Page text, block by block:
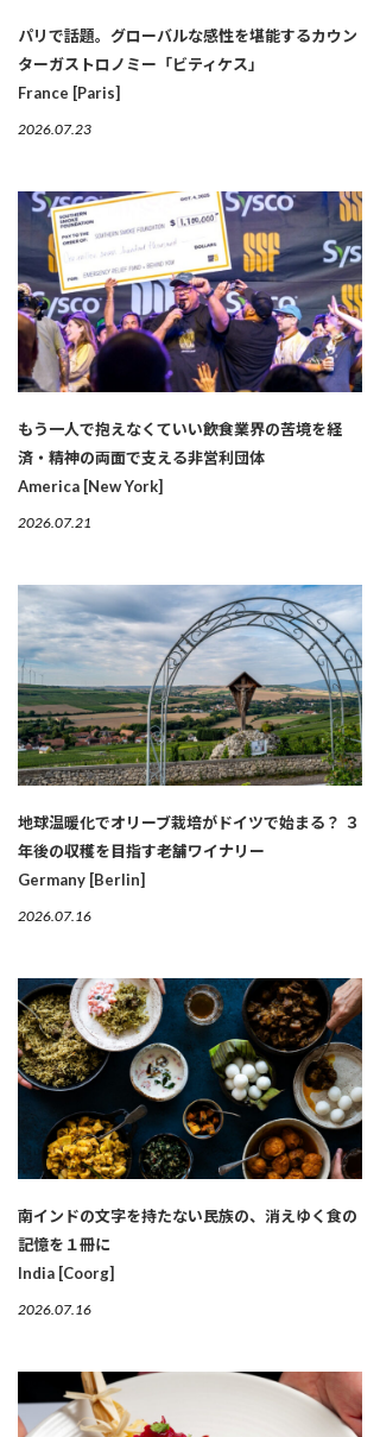
パリで話題。グローバルな感性を堪能するカウン
ターガストロノミー「ビティケス」
France [Paris]
2026.07.23
もう一人で抱えなくていい――飲食業界の苦境を経
済・精神の両面で支える非営利団体
America [New York]
2026.07.21
地球温暖化でオリーブ栽培がドイツで始まる？ ３
年後の収穫を目指す老舗ワイナリー
Germany [Berlin]
2026.07.16
南インドの文字を持たない民族の、消えゆく食の
記憶を１冊に
India [Coorg]
2026.07.16